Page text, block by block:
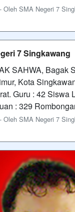
Oleh SMA Negeri 7
7 Singkawang
SAHWA, Bagak
Kota
Guru : 42 Siswa
: 329
Oleh SMA Negeri 7